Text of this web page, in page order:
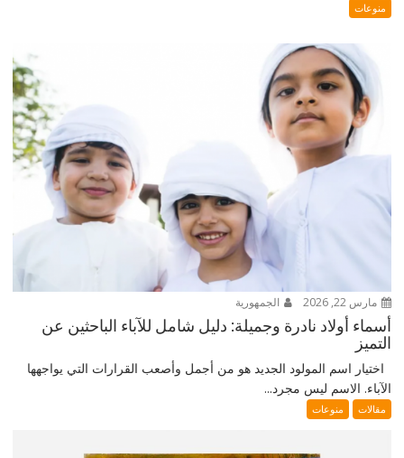
منوعات
مارس 22, 2026 الجمهورية
أسماء أولاد نادرة وجميلة: دليل شامل للآباء الباحثين عن
التميز
اختيار اسم المولود الجديد هو من أجمل وأصعب القرارات التي يواجهها
الآباء. الاسم ليس مجرد...
مقالات منوعات